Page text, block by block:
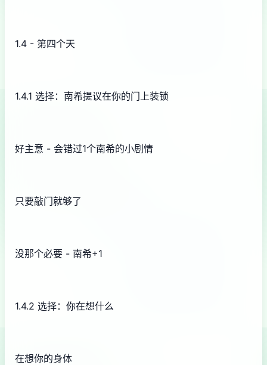
1.4 - 第四个天
1.4.1 选择：南希提议在你的门上装锁
好主意 - 会错过1个南希的小剧情
只要敲门就够了
没那个必要 - 南希+1
1.4.2 选择：你在想什么
在想你的身体